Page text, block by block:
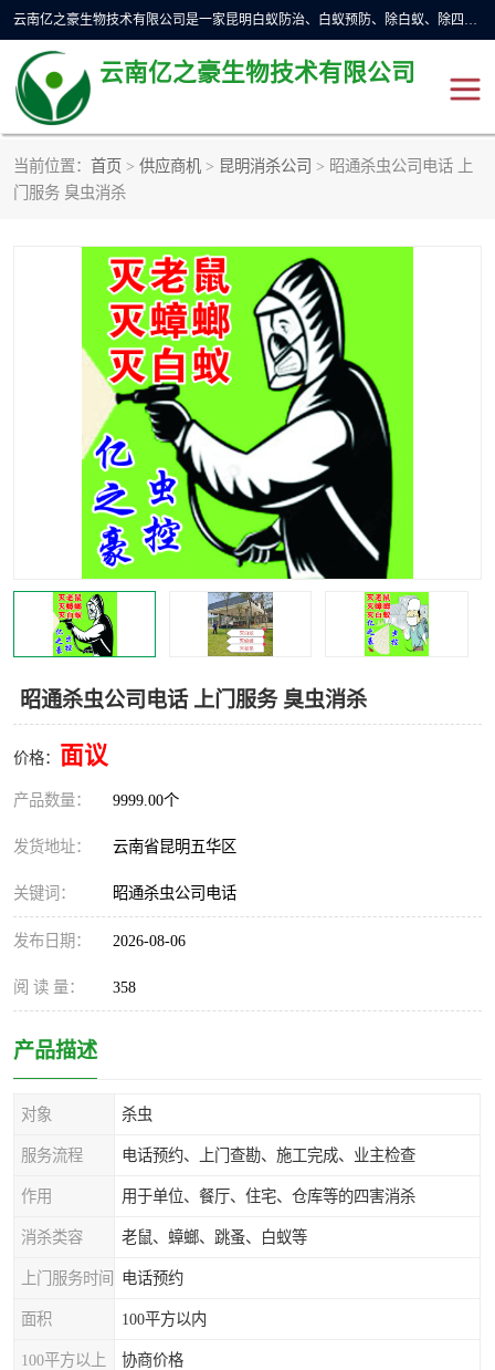
云南亿之豪生物技术有限公司是一家昆明白蚁防治、白蚁预防、除白蚁、除四害、灭蟑螂、消毒等业务的公司，公司致力于诚信经营、科技良好、讲究信誉、造福社会的理念，坚持走技术化、服务统一化,竭诚以优良的施工质量、主动的跟进服务、的管理经验，以诚信取于社会，立足于社会。
云南亿之豪生物技术有限公司
当前位置： 首页 > 供应商机 > 昆明消杀公司 > 昭通杀虫公司电话 上
门服务 臭虫消杀
昭通杀虫公司电话 上门服务 臭虫消杀
价格： 面议
产品数量： 9999.00个
发货地址： 云南省昆明五华区
关键词： 昭通杀虫公司电话
发布日期： 2026-08-06
阅 读 量： 358
产品描述
对象 杀虫
服务流程 电话预约、上门查勘、施工完成、业主检查
作用 用于单位、餐厅、住宅、仓库等的四害消杀
消杀类容 老鼠、蟑螂、跳蚤、白蚁等
上门服务时间 电话预约
面积 100平方以内
100平方以上 协商价格
昆明灭鼠
昆明灭蟑螂 昆明杀虫
昆明除四害 昆明消杀公司
昆明消毒公司 昆明灭红火蚁公司
昆明驱蛇公司 昆明除虫除蚁